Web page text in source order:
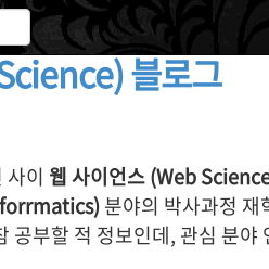
블로그
이 웹 사이언스 (Web
분야의 박사과정 재
공부할 적 정보인데, 관심 분야